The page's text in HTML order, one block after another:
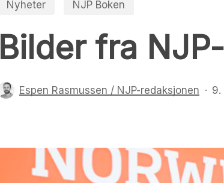
Nyheter NJP Boken
Bilder fra
Espen Rasmussen / NJP-redaksjonen 9.